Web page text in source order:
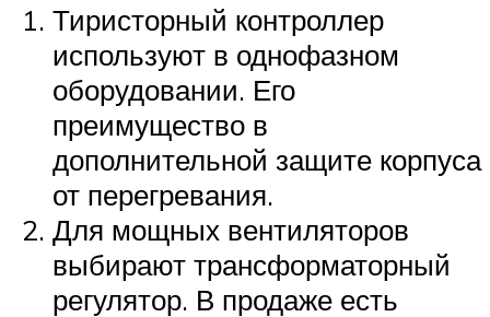
Тиристорный контроллер
используют в однофазном
оборудовании. Его
преимущество в
дополнительной защите корпуса
от перегревания.
Для мощных вентиляторов
выбирают трансформаторный
регулятор. В продаже есть